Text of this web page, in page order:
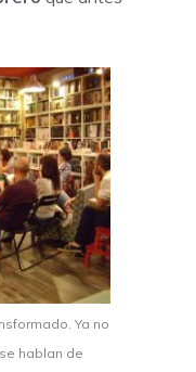
Ya no
hablan de